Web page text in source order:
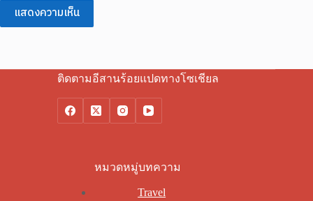
แสดงความเห็น
ติดตามอีสานร้อยแปดทางโซเชียล
หมวดหมู่บทความ
Travel